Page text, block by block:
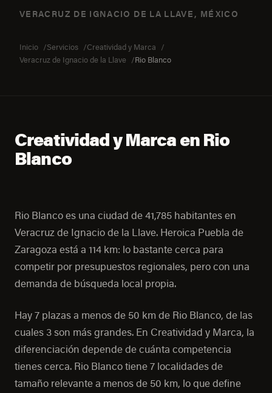
VERACRUZ DE IGNACIO DE LA LLAVE, MÉXICO
Inicio Servicios
Creatividad y Marca
Veracruz de Ignacio de la Llave
Rio Blanco
Creatividad y Marca en Rio
Blanco
Rio Blanco es una ciudad de 41,785 habitantes en
Veracruz de Ignacio de la Llave. Heroica Puebla de
Zaragoza está a 114 km: lo bastante cerca para
competir por presupuestos regionales, pero con una
demanda de búsqueda local propia.
Hay 7 plazas a menos de 50 km de Rio Blanco, de las
cuales 3 son más grandes. En Creatividad y Marca, la
diferenciación depende de cuánta competencia
tienes cerca. Rio Blanco tiene 7 localidades de
tamaño relevante a menos de 50 km, lo que define